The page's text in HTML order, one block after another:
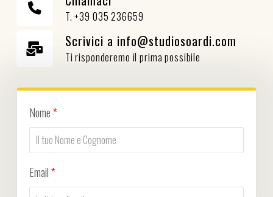
T. +39 035 236659
Scrivici a info@studiosoardi.com
Ti risponderemo il prima possibile
Nome*
Email*